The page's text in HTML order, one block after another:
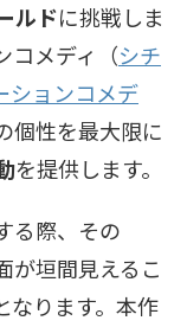
ルドに挑戦しま
コメディ（シチ
ションコメデ
個性を最大限に
を提供します。
る際、その
が垣間見えるこ
なります。本作